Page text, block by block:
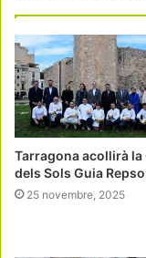
Tarragona acollirà la
dels Sols Guia
25 novembre, 2025